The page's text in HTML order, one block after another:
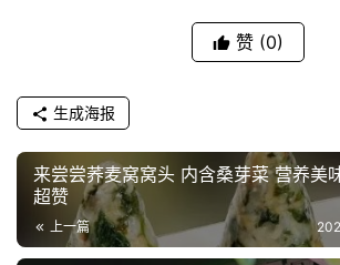
寺
院
巡
礼
视
注册
赞 (0)
生成海报
来尝尝荞麦窝窝头 内含桑芽菜 营养美
超赞
上一篇